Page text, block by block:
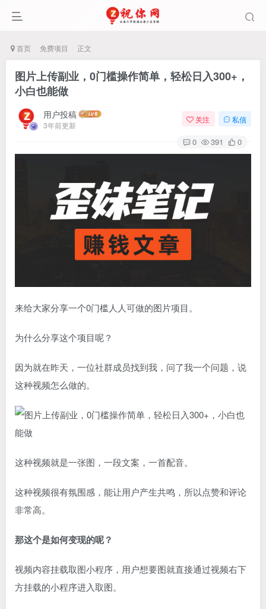
首页 免费项目 正文
图片上传副业，0门槛操作简单，轻松日入300+，
小白也能做
用户投稿
3年前更新
关注 私信
0 391 0
来给大家分享一个0门槛人人可做的图片项目。
为什么分享这个项目呢？
因为就在昨天，一位社群成员找到我，问了我一个问题，说
这种视频怎么做的。
这种视频就是一张图，一段文案，一首配音。
这种视频很有氛围感，能让用户产生共鸣，所以点赞和评论
非常高。
那这个是如何变现的呢？
视频内容挂载取图小程序，用户想要图就直接通过视频右下
方挂载的小程序进入取图。